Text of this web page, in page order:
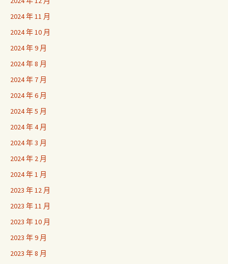
2024 年 11 月
2024 年 10 月
2024 年 9 月
2024 年 8 月
2024 年 7 月
2024 年 6 月
2024 年 5 月
2024 年 4 月
2024 年 3 月
2024 年 2 月
2024 年 1 月
2023 年 12 月
2023 年 11 月
2023 年 10 月
2023 年 9 月
2023 年 8 月